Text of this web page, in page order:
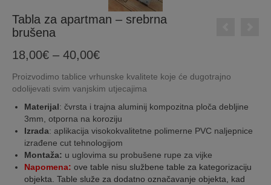
Tabla za apartman – srebrna
brušena
18,00€ – 40,00€Price
18,00€
through
40,00€
Proizvodimo tablice vrhunske kvalitete koje će dugotrajno
odolijevati svim vanjskim utjecajima
Materijal: čvrsta i trajna aluminij kompozitna ploča debljine
3mm, otporna na koroziju
Izrada: aplikacija visokokvalitetne polimerne PVC naljepnice
izrađene cut tehnologijom
Montaža: u uglovima su probušene rupe za vijke
Napomena: ove table nisu službene table za kategorizaciju
objekta. Table služe za dodatno označavanje objekta, kad